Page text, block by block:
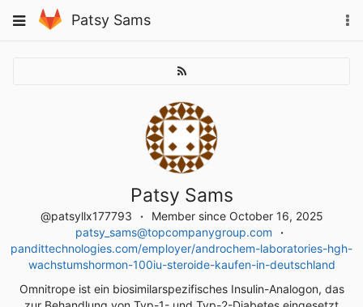
to
Toggle
Patsy Sams
Patsy Sams
@patsyllx177793
Member since October 16, 2025
patsy_sams@topcompanygroup.com
pandittechnologies.com/employer/androchem-laboratories-hgh-
wachstumshormon-100iu-steroide-kaufen-in-deutschland
Omnitrope ist ein biosimilarspezifisches Insulin-Analogon, das